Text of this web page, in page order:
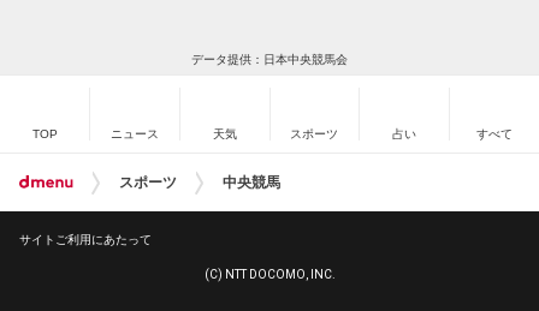
データ提供：日本中央競馬会
TOP ニュース 天気 スポーツ 占い すべて
スポーツ 中央競馬
サイトご利用にあたって
(C) NTT DOCOMO, INC.